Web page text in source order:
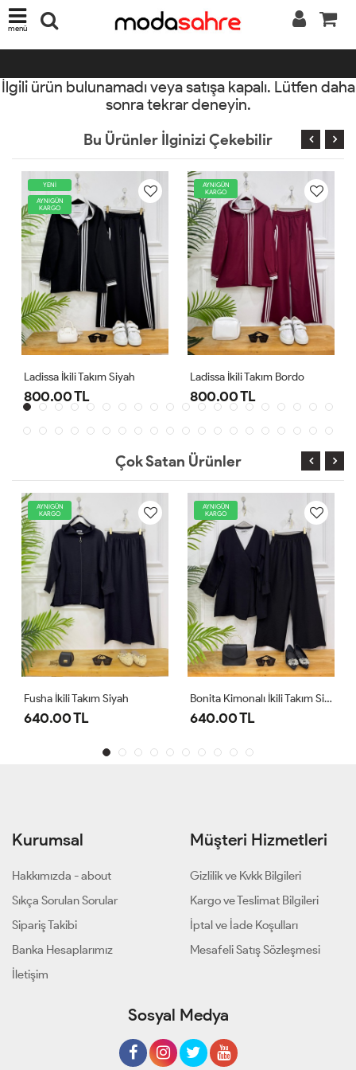
menü
İlgili ürün bulunamadı veya satışa kapalı. Lütfen daha
sonra tekrar deneyin.
Bu Ürünler İlginizi Çekebilir
AYNIGÜN
KARGO
İkili Takım Siyah
TL
AYNIGÜN
KARGO
Ladissa İkili Takım Bordo
800.00 TL
Çok Satan Ürünler
AYNIGÜN
KARGO
Fusha İkili Takım Siyah
640.00 TL
AYNIGÜN
KARGO
Bonita Kimonalı İkili Takım Siyah
640.00 TL
Kurumsal
Hakkımızda - about
Sıkça Sorulan Sorular
Sipariş Takibi
Banka Hesaplarımız
İletişim
Müşteri Hizmetleri
Gizlilik ve Kvkk Bilgileri
Kargo ve Teslimat Bilgileri
İptal ve İade Koşulları
Mesafeli Satış Sözleşmesi
Sosyal Medya